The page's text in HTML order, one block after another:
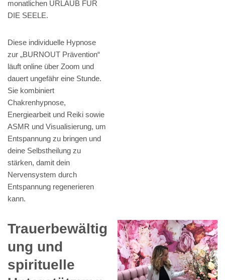
monatlichen URLAUB FÜR
DIE SEELE.
Diese individuelle Hypnose
zur „BURNOUT Prävention“
läuft online über Zoom und
dauert ungefähr eine Stunde.
Sie kombiniert
Chakrenhypnose,
Energiearbeit und Reiki sowie
ASMR und Visualisierung, um
Entspannung zu bringen und
deine Selbstheilung zu
stärken, damit dein
Nervensystem durch
Entspannung regenerieren
kann.
Trauerbewältig
ung und
spirituelle